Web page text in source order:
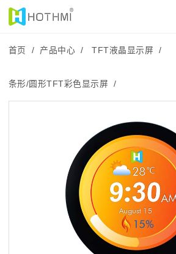
首页 / 产品中心 / TFT液晶显示屏 /
条形/圆形TFT彩色显示屏 /